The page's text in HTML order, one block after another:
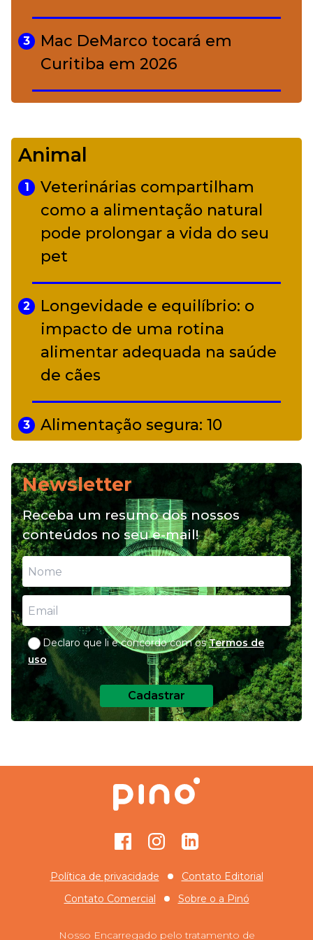
3
Mac DeMarco tocará em
Curitiba em 2026
Camerata tem repertório
diverso a partir de R$ 17
Adriana Calcanhotto retoma
alter ego infantil para show em
Curitiba
Animal
1
Veterinárias compartilham
como a alimentação natural
pode prolongar a vida do seu
pet
2
Longevidade e equilíbrio: o
impacto de uma rotina
alimentar adequada na saúde
de cães
3
Alimentação segura: 10
4
Alimentação natural e mix
feeding: conheça essas opções
para nutrição do seu pet
Newsletter
Receba um resumo dos nossos
conteúdos no seu e-mail!
Declaro que li e concordo com os Termos de
uso
Cadastrar
FacebookInstagramGitHub
Política de privacidade
Contato Editorial
Contato Comercial
Sobre o a Pinó
Nosso Encarregado pelo tratamento de